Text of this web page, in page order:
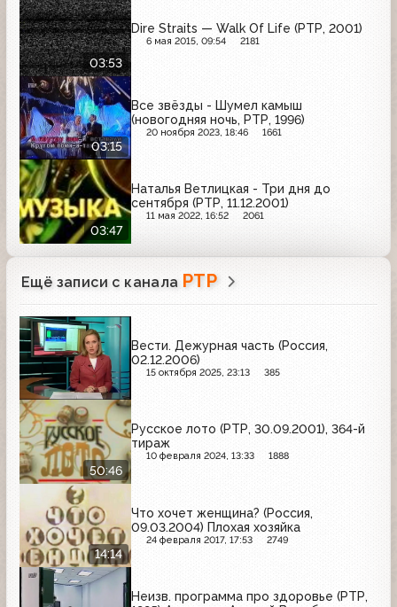
03:53
Dire Straits — Walk Of Life (РТР, 2001)
6 мая 2015, 09:54 2181
03:15
Все звёзды - Шумел камыш
(новогодняя ночь, РТР, 1996)
20 ноября 2023, 18:46 1661
03:47
Наталья Ветлицкая - Три дня до
сентября (РТР, 11.12.2001)
11 мая 2022, 16:52 2061
Ещё записи с канала РТР
Вести. Дежурная часть (Россия,
02.12.2006)
15 октября 2025, 23:13 385
50:46
Русское лото (РТР, 30.09.2001), 364-й
тираж
10 февраля 2024, 13:33 1888
14:14
Что хочет женщина? (Россия,
09.03.2004) Плохая хозяйка
24 февраля 2017, 17:53 2749
Неизв. программа про здоровье (РТР,